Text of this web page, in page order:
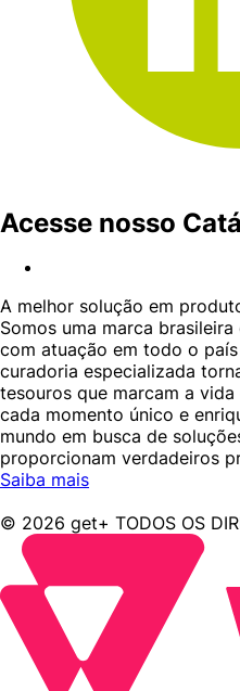
Acesse nosso
A melhor solução em
Somos uma marca
com atuação em todo o
curadoria especializada
tesouros que marcam a
cada momento único e
mundo em busca de
proporcionam verdadeiros
Saiba mais
© 2026 get+ TODOS OS